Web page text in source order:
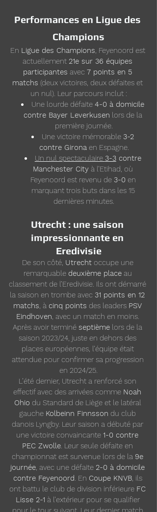
Performances en Ligue des
Champions
En Ligue des Champions, Feyenoord est
actuellement 21e sur 36 équipes
participantes avec 7 points en 5
matchs (deux victoires, deux défaites et
un nul). Leur parcours inclut :
Une lourde défaite 4-0 à domicile
contre Bayer Leverkusen lors de la
première journée.
Une victoire mémorable 3-2
contre Girona en Espagne.
Un nul spectaculaire 3-3 contre
Manchester City à l’Etihad, où
Feyenoord est revenu de 3-0 en
marquant trois buts dans les 15
dernières minutes.
Utrecht : une saison
impressionnante en
Eredivisie
De son côté, Utrecht occupe une
remarquable deuxième place au
classement de l’Eredivisie. Ils ont démarré
la saison en trombe avec 31 points en 12
matchs, à cinq points des leaders PSV
Eindhoven, avec un match en moins.
Après avoir terminé septième lors de la
saison 2023/24, juste en dehors des
places européennes, l’équipe était
attendue pour confirmer sa progression
en 2024/25.
L’été dernier, Utrecht a renforcé son
effectif avec des arrivées comme Noah
Ohio du Standard de Liège et le latéral
gauche Kolbeinn Finnsson du club
danois Lyngby. Leur saison a débuté par
une victoire convaincante 1-0 contre
PEC Zwolle. Leur seule défaite en
championnat est survenue lors de la 9e
journée, avec une défaite 2-0 à domicile
contre Feyenoord. En Coupe KNVB, ils
ont battu le club de division inférieure FC
Lisse 2-1 à l’extérieur pour se qualifier